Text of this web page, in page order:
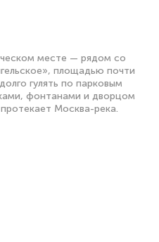
месте — рядом со
площадью почти
гулять по парковым
фонтанами и дворцом
Москва-река.